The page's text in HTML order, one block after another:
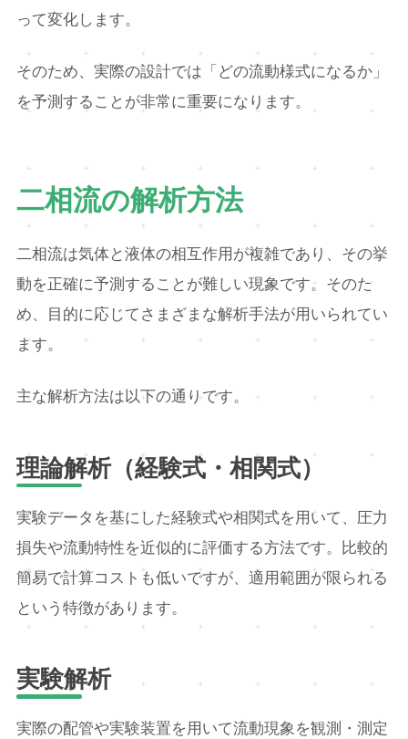
って変化します。
そのため、実際の設計では「どの流動様式になるか」
を予測することが非常に重要になります。
二相流の解析方法
二相流は気体と液体の相互作用が複雑であり、その挙
動を正確に予測することが難しい現象です。そのた
め、目的に応じてさまざまな解析手法が用いられてい
ます。
主な解析方法は以下の通りです。
理論解析（経験式・相関式）
実験データを基にした経験式や相関式を用いて、圧力
損失や流動特性を近似的に評価する方法です。比較的
簡易で計算コストも低いですが、適用範囲が限られる
という特徴があります。
実験解析
実際の配管や実験装置を用いて流動現象を観測・測定